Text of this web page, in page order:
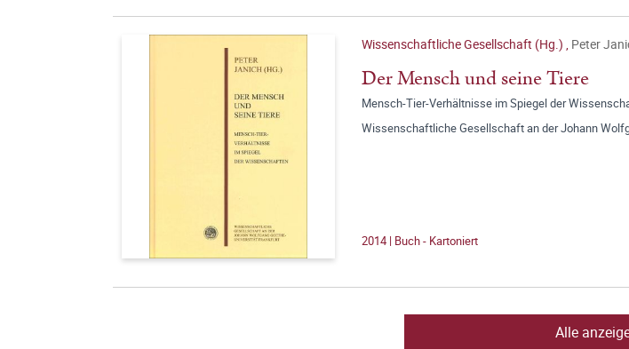
Wissenschaftliche Gesellschaft (Hg.) , Peter
Der Mensch und seine Tiere
Mensch-Tier-Verhältnisse im Spiegel der
Wissenschaftliche Gesellschaft an der Johann
2014 | Buch - Kartoniert
Alle